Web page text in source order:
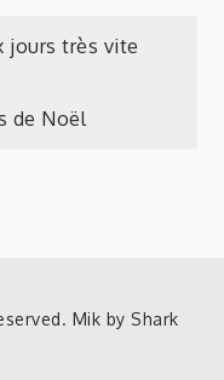
jours très vite
de Noël
Mik by Shark